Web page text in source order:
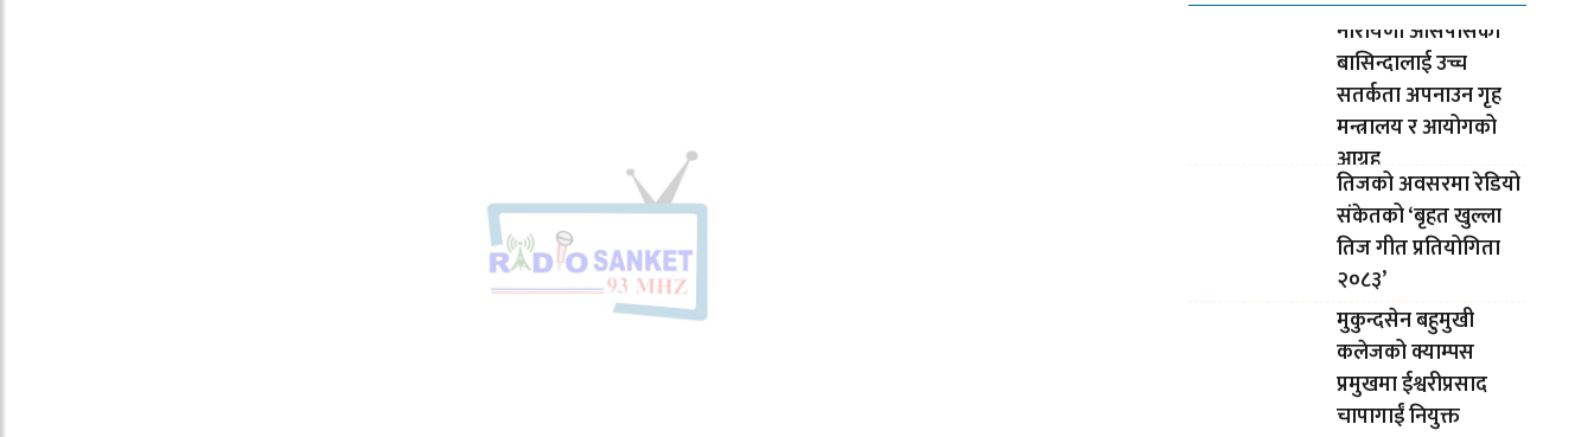
नारायणी आसपासका
बासिन्दालाई उच्च
सतर्कता अपनाउन गृह
मन्त्रालय र आयोगको
आग्रह
तिजको अवसरमा रेडियो
संकेतको ‘बृहत खुल्ला
तिज गीत प्रतियोगिता
२०८३’
मुकुन्दसेन बहुमुखी
कलेजको क्याम्पस
प्रमुखमा ईश्वरीप्रसाद
चापागाईं नियुक्त